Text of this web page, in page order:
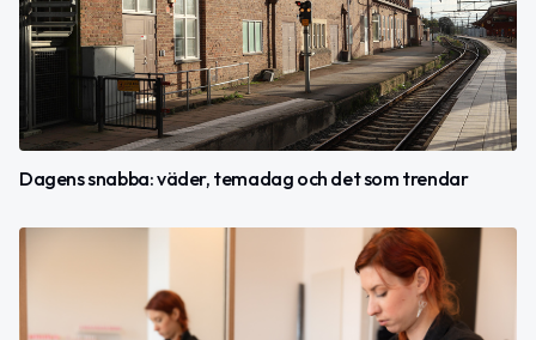
Dagens snabba: väder, temadag och det som trendar